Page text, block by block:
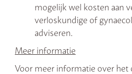
mogelijk wel kosten aan
verloskundige of
adviseren.
Meer informatie
Voor meer informatie over het